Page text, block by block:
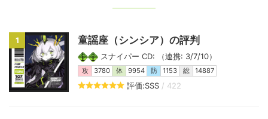
1 童謡座（シンシア）の評判
スナイパー CD: （連携: 3/7/10）
攻 3780 体 9954 防 1153 総 14887
評価:SSS / 422